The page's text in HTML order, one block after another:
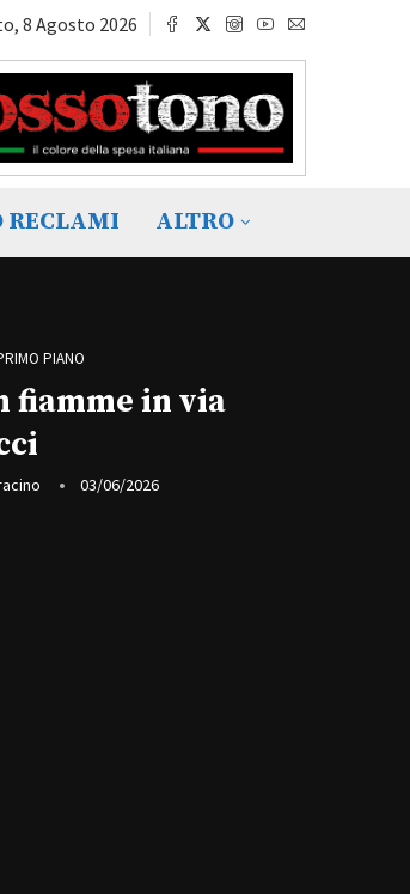
8 Agosto 2026
RECLAMI ALTRO
PIANO
fiamme in via
03/06/2026